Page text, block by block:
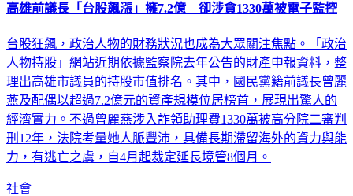
高雄前議長「台股飆漲」擁7.2億 卻涉貪1330萬被電子監控
台股狂飆，政治人物的財務狀況也成為大眾關注焦點。「政治
人物持股」網站近期依據監察院去年公告的財產申報資料，整
理出高雄市議員的持股市值排名。其中，國民黨籍前議長曾麗
燕及配偶以超過7.2億元的資產規模位居榜首，展現出驚人的
經濟實力。不過曾麗燕涉入詐領助理費1330萬被高分院二審判
刑12年，法院考量她人脈豐沛，具備長期滯留海外的資力與能
力，有逃亡之虞，自4月起裁定延長境管8個月。
社會